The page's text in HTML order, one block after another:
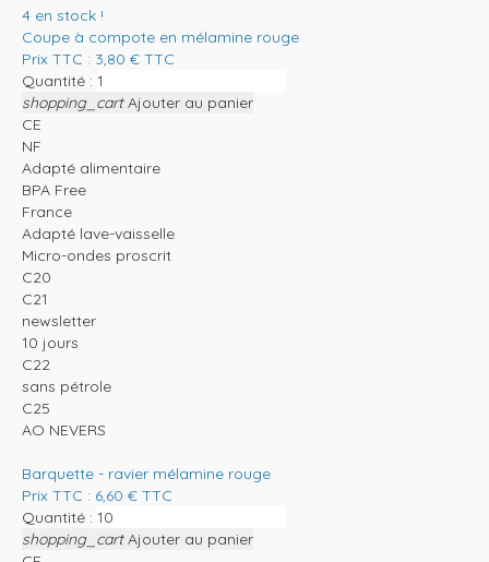
4 en stock !
Coupe à compote en mélamine rouge
Prix TTC : 3,80 € TTC
Quantité :
shopping_cart Ajouter au panier
CE
NF
Adapté alimentaire
BPA Free
France
Adapté lave-vaisselle
Micro-ondes proscrit
C20
C21
newsletter
10 jours
C22
sans pétrole
C25
AO NEVERS
Barquette - ravier mélamine rouge
Prix TTC : 6,60 € TTC
Quantité :
shopping_cart Ajouter au panier